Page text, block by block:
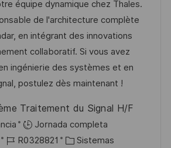
e
e
m
p
l
e
e
g
o
r
í
a
équipe dynamique chez Thales.
de l'architecture complète
en intégrant des innovations
collaboratif. Si vous avez
ingénierie des systèmes et en
postulez dès maintenant !
Traitement du Signal H/F
Jornada completa
I
R0328821
C Sistemas